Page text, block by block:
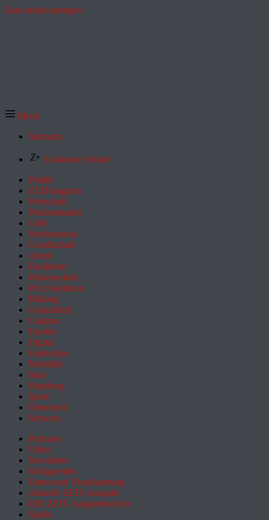
Zum Inhalt springen
Menü
Startseite
Exklusive Artikel
Politik
ZEITmagazin
Wirtschaft
Wochenmarkt
Geld
Wochenende
Gesellschaft
Arbeit
Feuilleton
Wissenschaft
Pol. Feuilleton
Bildung
Gesundheit
Campus
Familie
Digital
Entdecken
Mobilität
Sinn
Hamburg
Sport
Österreich
Schweiz
Podcasts
Video
Newsletter
Schlagzeilen
Daten und Visualisierung
Aktuelle ZEIT-Ausgabe
DIE ZEIT Ausgabenarchiv
Spiele